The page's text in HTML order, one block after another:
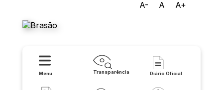
A- A A+
Menu Transparência Diário Oficial